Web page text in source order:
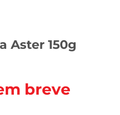
Aster 150g
breve